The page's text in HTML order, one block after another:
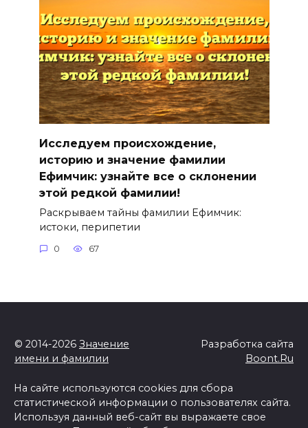
Исследуем происхождение,
историю и значение фамилии
Ефимчик: узнайте все о склонении
этой редкой фамилии!
Раскрываем тайны фамилии Ефимчик:
истоки, перипетии
0 67
© 2014-2026 Значение
имени и фамилии
Разработка сайта
Boont.Ru
На сайте используются cookies для сбора
статистической информации о пользователях сайта.
Используя данный веб-сайт вы выражаете свое